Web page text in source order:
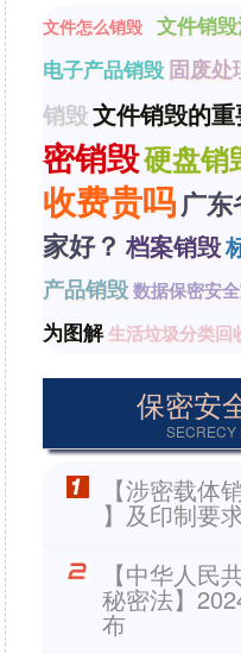
文件怎么销毁 文件销
电子产品销毁 固废处
销毁文件销毁的
密销毁硬盘销
收费贵吗广
家好？ 档案销毁
产品销毁数据保密安
为图解生活垃圾分类回
保密安
SECRECY
【涉密载体
】及印制要
【中华人民
秘密法】
布